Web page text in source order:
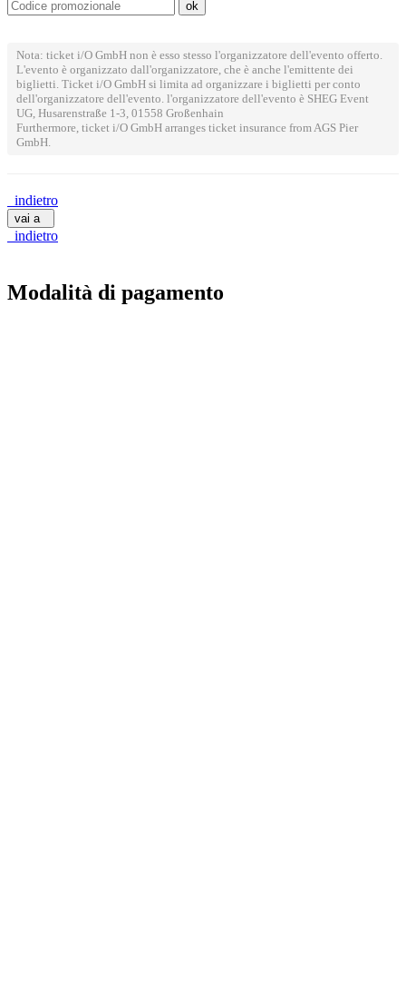
Nota: ticket i/O GmbH non è esso stesso l'organizzatore dell'evento offerto.
L'evento è organizzato dall'organizzatore, che è anche l'emittente dei
biglietti. Ticket i/O GmbH si limita ad organizzare i biglietti per conto
dell'organizzatore dell'evento. l'organizzatore dell'evento è SHEG Event
UG, Husarenstraße 1-3, 01558 Großenhain
Furthermore, ticket i/O GmbH arranges ticket insurance from AGS Pier
GmbH.
indietro
vai a
indietro
Modalità di pagamento